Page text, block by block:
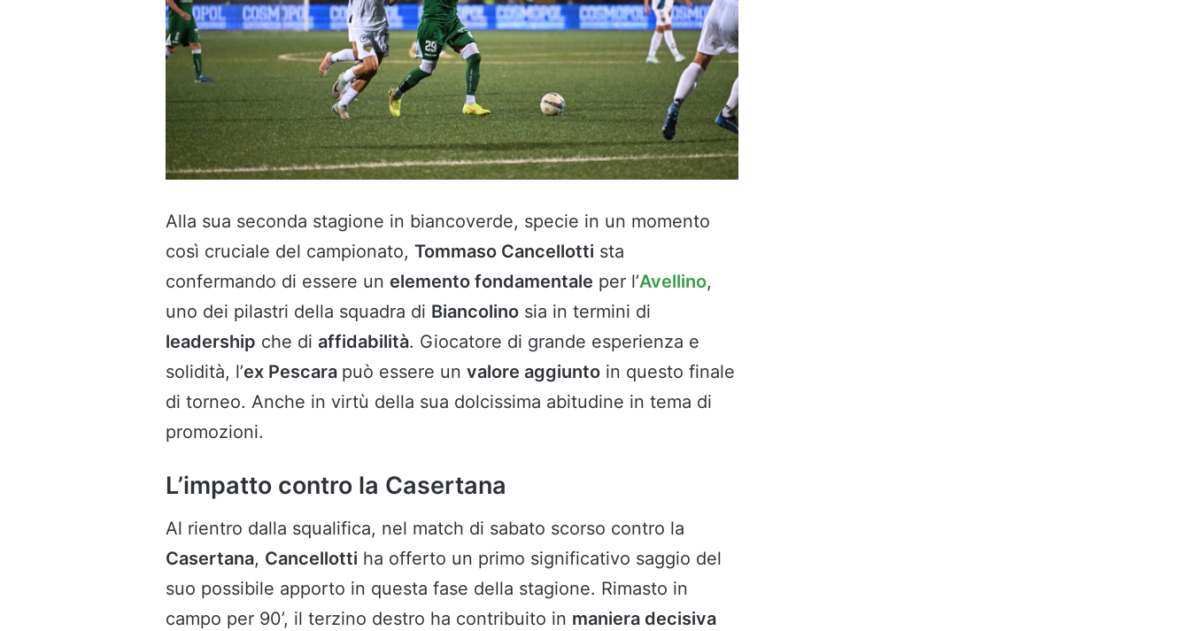
Alla sua seconda stagione in biancoverde, specie in un momento
così cruciale del campionato, Tommaso Cancellotti sta
confermando di essere un elemento fondamentale per l’Avellino,
uno dei pilastri della squadra di Biancolino sia in termini di
leadership che di affidabilità. Giocatore di grande esperienza e
solidità, l’ex Pescara può essere un valore aggiunto in questo finale
di torneo. Anche in virtù della sua dolcissima abitudine in tema di
promozioni.
L’impatto contro la Casertana
Al rientro dalla squalifica, nel match di sabato scorso contro la
Casertana, Cancellotti ha offerto un primo significativo saggio del
suo possibile apporto in questa fase della stagione. Rimasto in
campo per 90’, il terzino destro ha contribuito in maniera decisiva